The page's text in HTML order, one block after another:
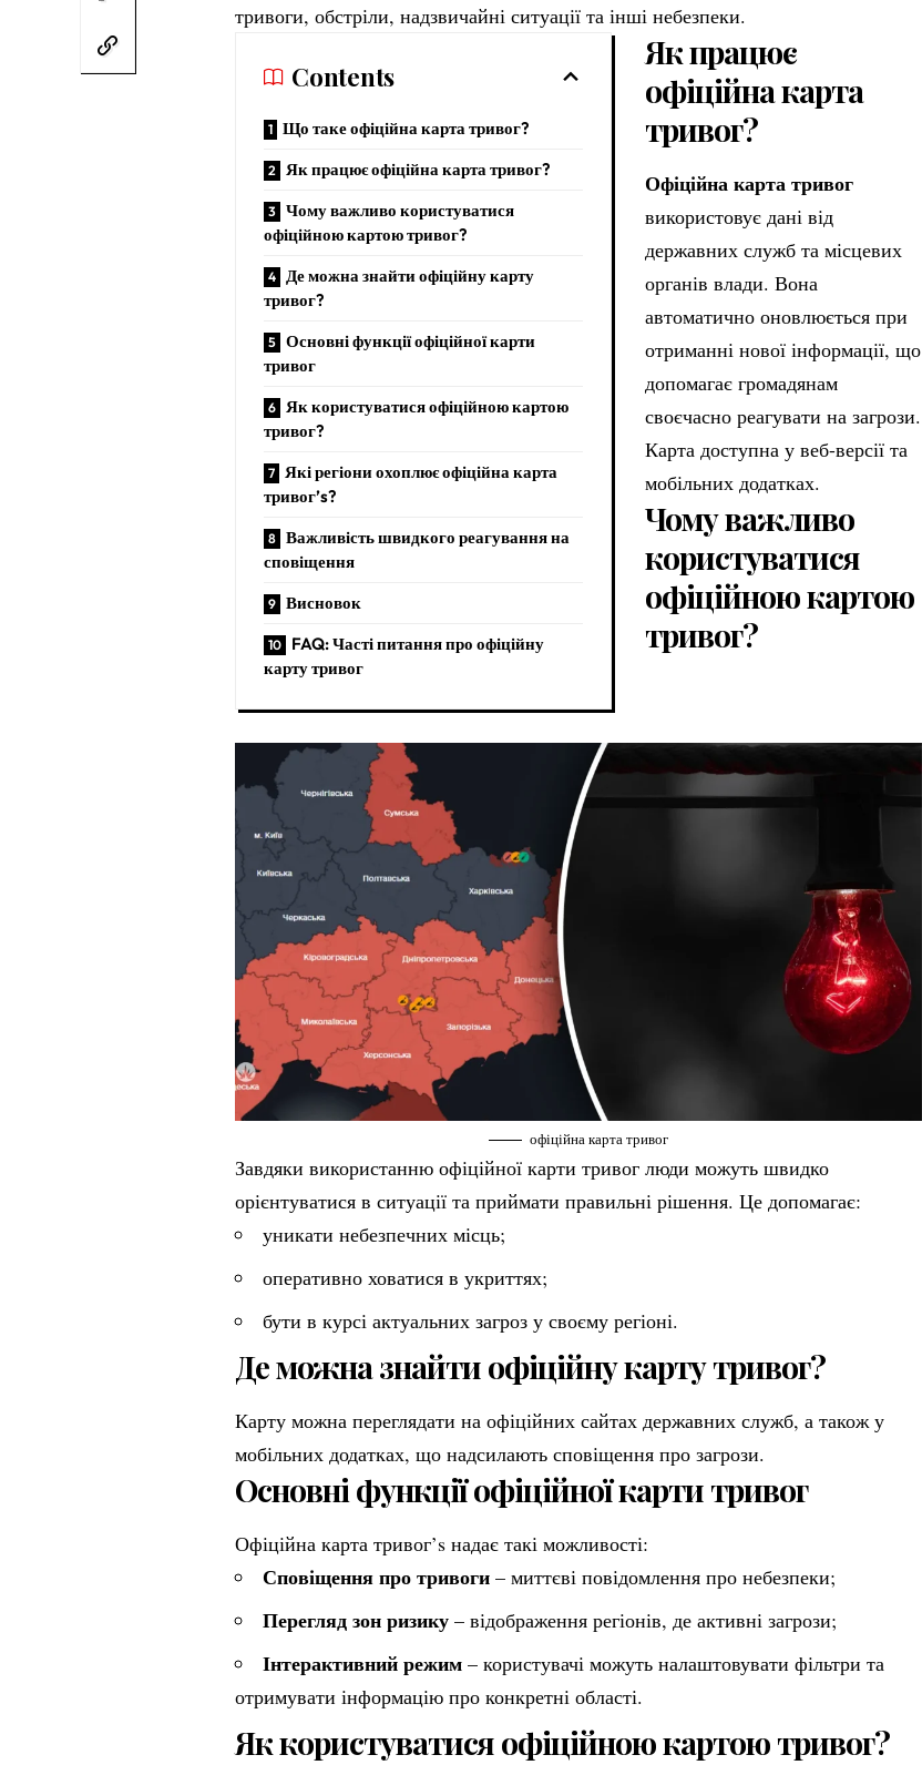
тривоги, обстріли, надзвичайні ситуації та інші небезпеки.
Contents
Що таке офіційна карта тривог?
Як працює офіційна карта тривог?
Чому важливо користуватися
офіційною картою тривог?
Де можна знайти офіційну карту
тривог?
Основні функції офіційної карти
тривог
Як користуватися офіційною картою
тривог?
Які регіони охоплює офіційна карта
тривог’s?
Важливість швидкого реагування на
сповіщення
Висновок
FAQ: Часті питання про офіційну
карту тривог
Як працює
офіційна карта
тривог?
Офіційна карта тривог
використовує дані від
державних служб та місцевих
органів влади. Вона
автоматично оновлюється при
отриманні нової інформації, що
допомагає громадянам
своєчасно реагувати на загрози.
Карта доступна у веб-версії та
мобільних додатках.
Чому важливо
користуватися
офіційною картою
тривог?
офіційна карта тривог
Завдяки використанню офіційної карти тривог люди можуть швидко
орієнтуватися в ситуації та приймати правильні рішення. Це допомагає:
уникати небезпечних місць;
оперативно ховатися в укриттях;
бути в курсі актуальних загроз у своєму регіоні.
Де можна знайти офіційну карту тривог?
Карту можна переглядати на офіційних сайтах державних служб, а також у
мобільних додатках, що надсилають сповіщення про загрози.
Основні функції офіційної карти тривог
Офіційна карта тривог’s надає такі можливості:
Сповіщення про тривоги – миттєві повідомлення про небезпеки;
Перегляд зон ризику – відображення регіонів, де активні загрози;
Інтерактивний режим – користувачі можуть налаштовувати фільтри та
отримувати інформацію про конкретні області.
Як користуватися офіційною картою тривог?